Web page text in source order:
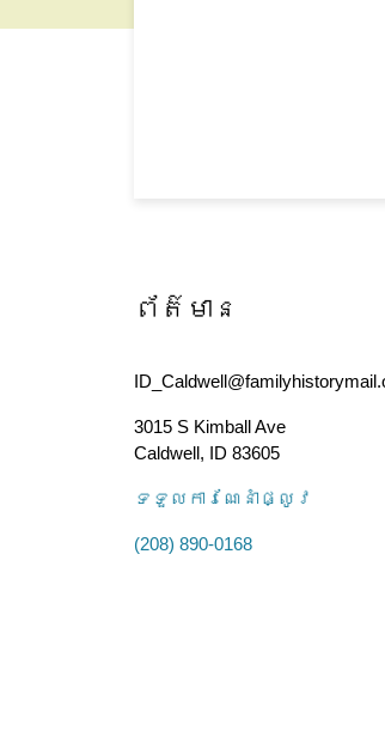
ព័ត៌មាន
3015 S Kimball Ave
Caldwell, ID 83605
ទទួល​ការណែនាំ​ផ្លូវ
(208) 890-0168